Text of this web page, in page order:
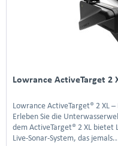
Lowrance ActiveTarget 2
Lowrance ActiveTarget® 2 XL
Erleben Sie die
dem ActiveTarget® 2 XL bietet
Live-Sonar-System, das